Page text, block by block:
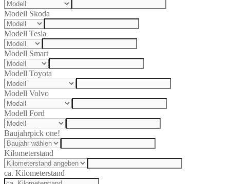
Modell Skoda
Modell Tesla
Modell Smart
Modell Toyota
Modell Volvo
Modell Ford
Baujahrpick one!
Kilometerstand
ca. Kilometerstand